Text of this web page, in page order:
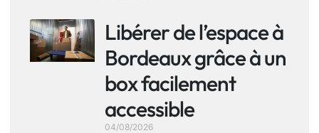
Libérer de l’espace à
Bordeaux grâce à un
box facilement
accessible
04/08/2026